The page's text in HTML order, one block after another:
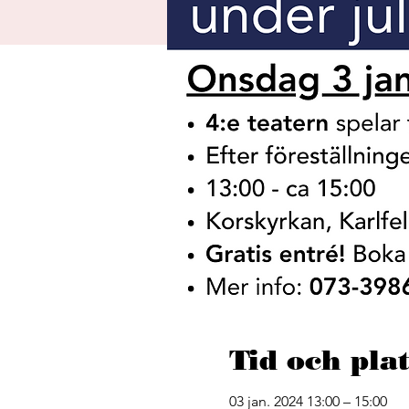
Tid och
03 jan. 2024 13:00 – 15:00